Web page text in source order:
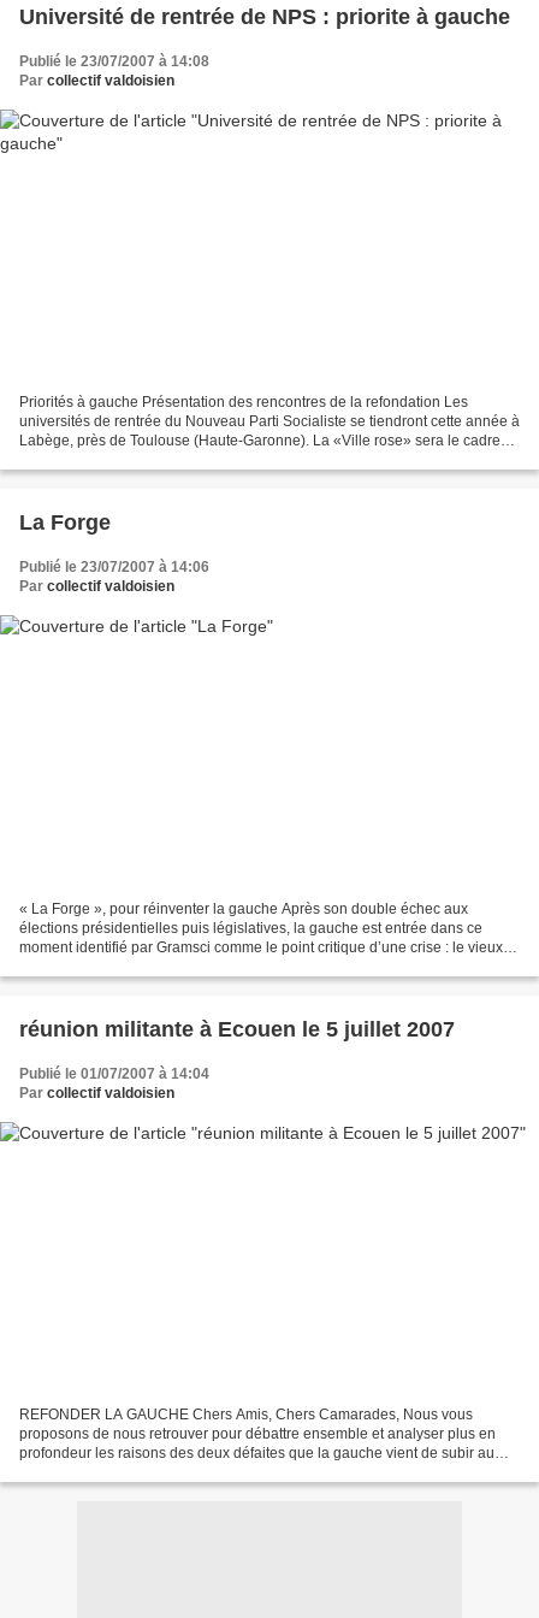
Université de rentrée de NPS : priorite à gauche
Publié le 23/07/2007 à 14:08
Par collectif valdoisien
Priorités à gauche Présentation des rencontres de la refondation Les
universités de rentrée du Nouveau Parti Socialiste se tiendront cette année à
Labège, près de Toulouse (Haute-Garonne). La «Ville rose» sera le cadre
La Forge
Publié le 23/07/2007 à 14:06
Par collectif valdoisien
« La Forge », pour réinventer la gauche Après son double échec aux
élections présidentielles puis législatives, la gauche est entrée dans ce
moment identifié par Gramsci comme le point critique d’une crise : le vieux
réunion militante à Ecouen le 5 juillet 2007
Publié le 01/07/2007 à 14:04
Par collectif valdoisien
REFONDER LA GAUCHE Chers Amis, Chers Camarades, Nous vous
proposons de nous retrouver pour débattre ensemble et analyser plus en
profondeur les raisons des deux défaites que la gauche vient de subir au